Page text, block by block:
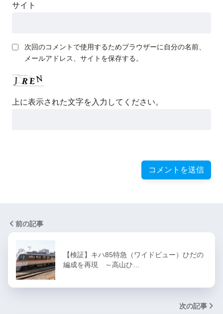
サイト
次回のコメントで使用するためブラウザーに自分の名前、
メールアドレス、サイトを保存する。
上に表示された文字を入力してください。
前の記事
【検証】キハ85特急（ワイドビュー）ひだの
編成を再現 ～高山ひ…
次の記事